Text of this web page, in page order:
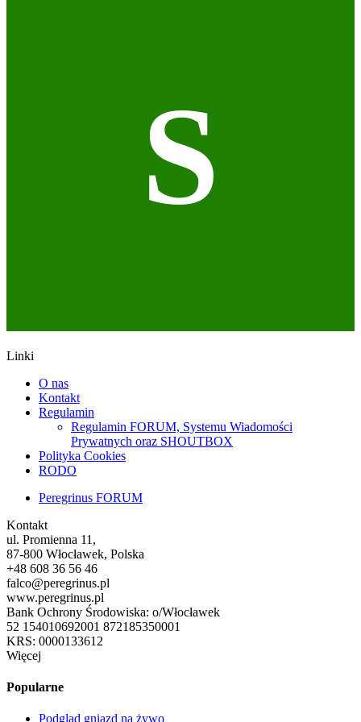
S
Linki
O nas
Kontakt
Regulamin
Regulamin FORUM, Systemu Wiadomości
Prywatnych oraz SHOUTBOX
Polityka Cookies
RODO
Peregrinus FORUM
Kontakt
ul. Promienna 11,
87-800 Włocławek, Polska
+48 608 36 56 46
falco@peregrinus.pl
www.peregrinus.pl
Bank Ochrony Środowiska: o/Włocławek
52 154010692001 872185350001
KRS: 0000133612
Więcej
Popularne
Podgląd gniazd na żywo